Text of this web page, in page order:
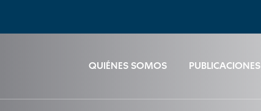
QUIÉNES SOMOS PUBLICACIONES